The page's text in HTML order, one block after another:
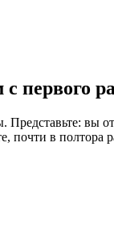
первого
вы
почти в полтора